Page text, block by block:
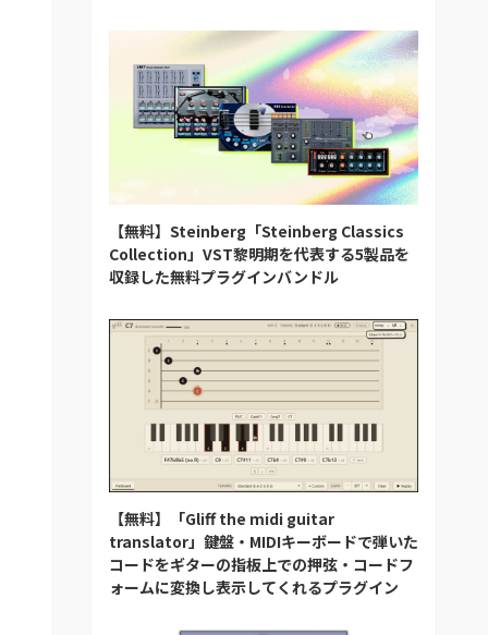
【無料】Steinberg「Steinberg Classics
Collection」VST黎明期を代表する5製品を
収録した無料プラグインバンドル
【無料】「Gliff the midi guitar
translator」鍵盤・MIDIキーボードで弾いた
コードをギターの指板上での押弦・コードフ
ォームに変換し表示してくれるプラグイン